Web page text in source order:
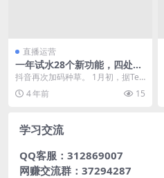
直播运营
一年试水28个新功能，四处出
击的抖音想做一个宇宙App？
抖音再次加码种草。 1月初，据Tec
h星球报道，抖音正在测试“种草”一
级入口，该...
4 年前 15
学习交流
QQ客服：312869007
网赚交流群：37294287